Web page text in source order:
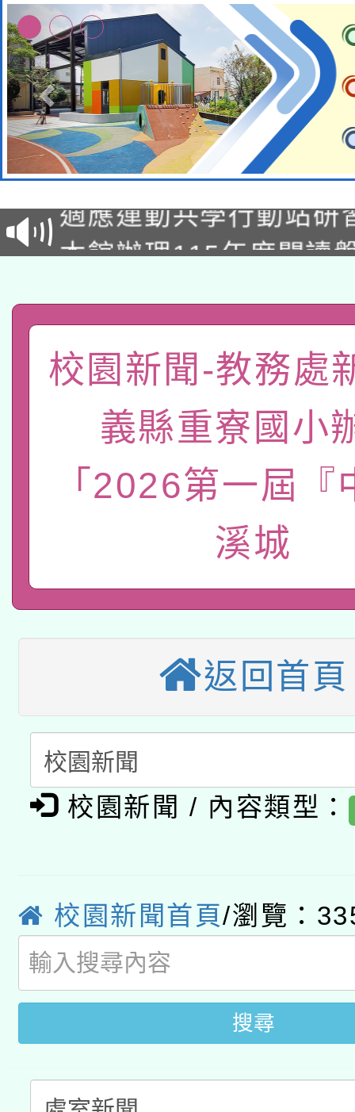
本校115學年度第2次
招甄選結果公告(無人
招)
適應運動共學行動站研
本館辦理115年度閱讀
礎課程
A3數位素養講師名單
「數位內容與教學軟體
pilot」
薪期間赴陸應申請許可
轉知經濟部水利署委託
業技術研究院辦理「
用水績優單位及節水達
115年8月22日(星期六
桃園市孔廟祈福系列
開 智慧啟航」
2026年桃園地景藝術
本校115學年度第2次
招甄選結果公告(無人
招)
適應運動共學行動站研
本館辦理115年度閱讀
暨閱讀推動專業研習
科技賦能─人工智慧
礎課程
A3數位素養講師名單
「數位內容與教學軟體
pilot」
有關大陸委員會函釋公
用水績優單位及節水達
動」
桃園市孔廟祈福系列
開 智慧啟航」
2026年桃園地景藝術
校園新聞-教務處
義縣重寮國小
「2026第一屆『
溪城
返回首頁
校園新聞 / 內容類型：
校園新聞首頁/瀏覽：
搜尋